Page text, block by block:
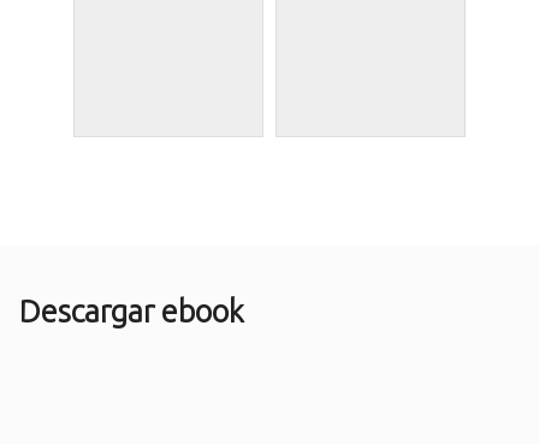
Descargar ebook